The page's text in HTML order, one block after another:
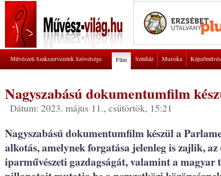
Művészeti Szakszervezetek Szövetsége Film Színház Muzsika
Nagyszabású dokumentumfilm
Dátum: 2023. május 11., csütörtök, 15:21
Nagyszabású dokumentumfilm készül a
alkotás, amelynek forgatása jelenleg is zajlik,
iparművészeti gazdagságát, valamint a